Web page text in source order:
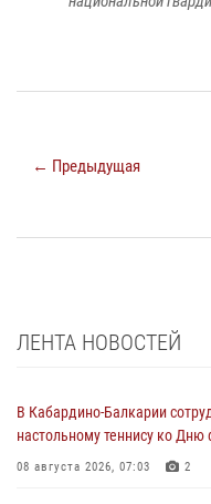
← Предыдущая
ЛЕНТА НОВОСТЕЙ
В Кабардино-Балкарии
настольному теннису ко Дню
08 августа 2026, 07:03 2